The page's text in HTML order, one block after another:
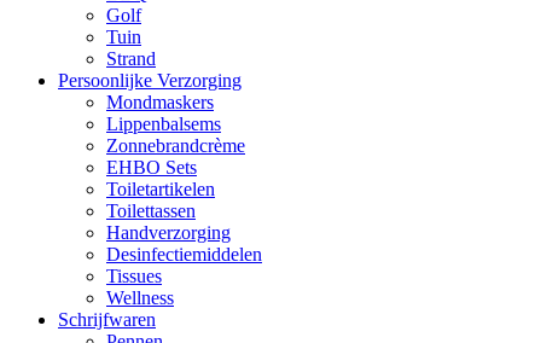
Golf
Tuin
Strand
Persoonlijke Verzorging
Mondmaskers
Lippenbalsems
Zonnebrandcrème
EHBO Sets
Toiletartikelen
Toilettassen
Handverzorging
Desinfectiemiddelen
Tissues
Wellness
Schrijfwaren